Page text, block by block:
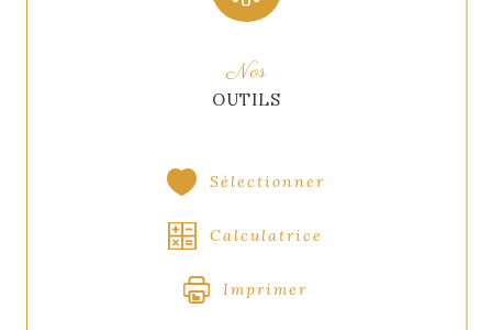
Nos
OUTILS
Sélectionner
Calculatrice
Imprimer